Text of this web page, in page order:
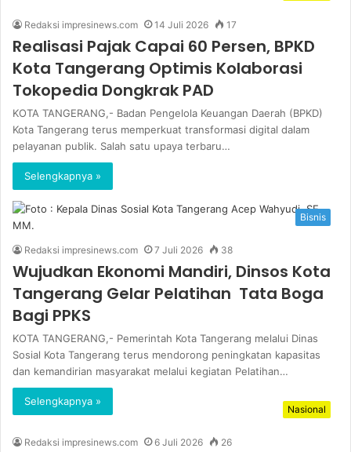
Redaksi impresinews.com 14 Juli 2026 17
Realisasi Pajak Capai 60 Persen, BPKD
Kota Tangerang Optimis Kolaborasi
Tokopedia Dongkrak PAD
KOTA TANGERANG,- Badan Pengelola Keuangan Daerah (BPKD)
Kota Tangerang terus memperkuat transformasi digital dalam
pelayanan publik. Salah satu upaya terbaru…
Selengkapnya »
Bisnis
Redaksi impresinews.com 7 Juli 2026 38
Wujudkan Ekonomi Mandiri, Dinsos Kota
Tangerang Gelar Pelatihan Tata Boga
Bagi PPKS
KOTA TANGERANG,- Pemerintah Kota Tangerang melalui Dinas
Sosial Kota Tangerang terus mendorong peningkatan kapasitas
dan kemandirian masyarakat melalui kegiatan Pelatihan…
Selengkapnya »
Nasional
Redaksi impresinews.com 6 Juli 2026 26